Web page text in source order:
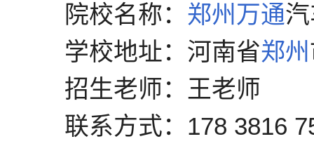
院校名称： 郑州 万通
学校地址：河南省郑州
招生老师：王老师
联系方式：178 3816